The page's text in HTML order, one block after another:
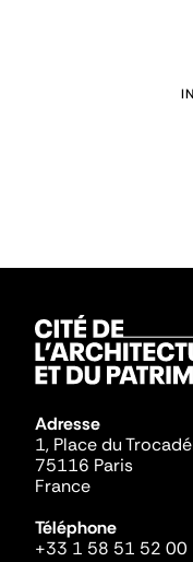
Adresse
1, Place du
75116 Paris
France
Téléphone
+33 1 58 51 52 00